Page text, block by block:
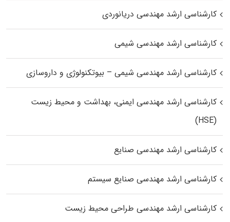
کارشناسی ارشد مهندسی دریانوردی
کارشناسی ارشد مهندسی شیمی
کارشناسی ارشد مهندسی شیمی – بیوتکنولوژی و داروسازی
کارشناسی ارشد مهندسی ایمنی، بهداشت و محیط زیست
(HSE)
کارشناسی ارشد مهندسی صنایع
کارشناسی ارشد مهندسی صنایع سیستم
کارشناسی ارشد مهندسی طراحی محیط زیست